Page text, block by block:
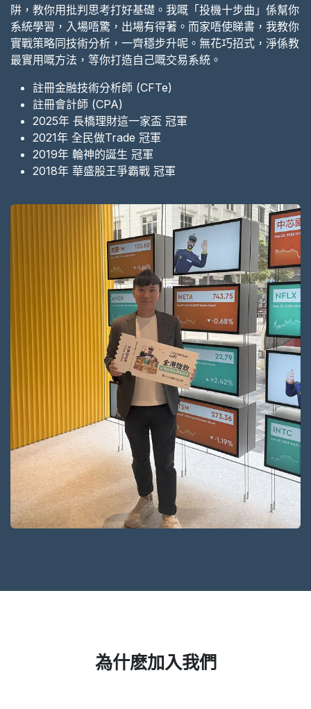
阱，教你用批判思考打好基礎。我嘅「投機十步曲」係幫你
系統學習，入場唔驚，出場有得著。而家唔使睇書，我教你
實戰策略同技術分析，一齊穩步升呢。無花巧招式，淨係教
最實用嘅方法，等你打造自己嘅交易系統。
註冊金融技術分析師 (CFTe)
註冊會計師 (CPA)
2025年 長橋理財這一家盃 冠軍
2021年 全民做Trade 冠軍
2019年 輪神的誕生 冠軍
2018年 華盛股王爭霸戰 冠軍
為什麽加入我們